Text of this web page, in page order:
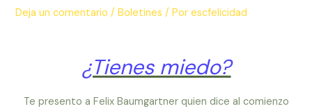
Deja un comentario /Boletines / Porescfelicidad
¿Tienes miedo?
Te presento a Felix Baumgartner quien dice al comienzo